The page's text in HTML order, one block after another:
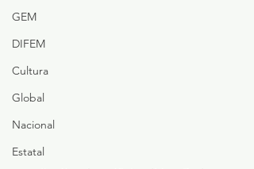
GEM
DIFEM
Cultura
Global
Nacional
Estatal